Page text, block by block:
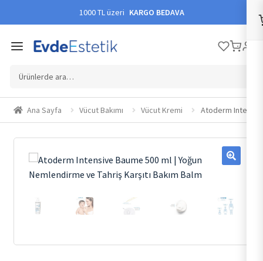
1000 TL üzeri KARGO BEDAVA
Ara:
Ana Sayfa Vücut Bakımı Vücut Kremi Atoderm